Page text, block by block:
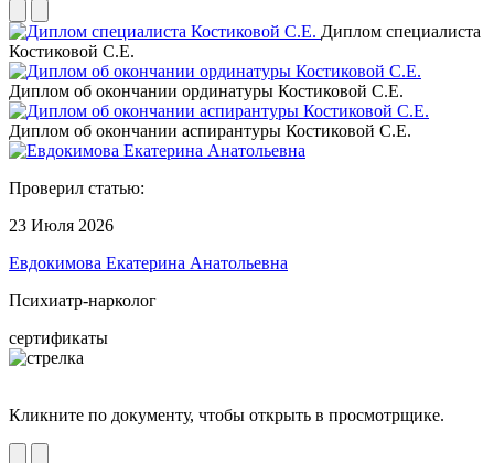
Диплом специалиста
Костиковой С.Е.
Диплом об окончании ординатуры Костиковой С.Е.
Диплом об окончании аспирантуры Костиковой С.Е.
Проверил статью:
23 Июля 2026
Евдокимова Екатерина Анатольевна
Психиатр-нарколог
сертификаты
Кликните по документу, чтобы открыть в просмотрщике.